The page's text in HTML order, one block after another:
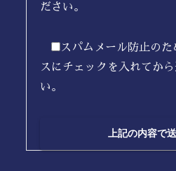
ださい。
スパムメール防止のた
スにチェックを入れてか
い。